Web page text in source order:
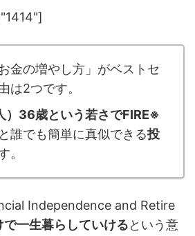
金の増やし方」がベストセ
は2つです。
）36歳という若さでFIRE※
誰でも簡単に真似できる投
。
Independence and Retire
で一生暮らしていけるという意